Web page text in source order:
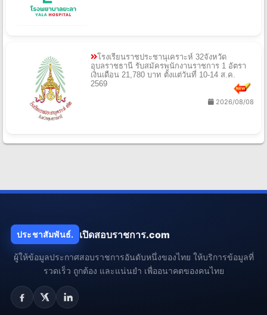
โรงเรียนราชประชานุเคราะห์ 32จังหวัด
อุบลราชธานี รับสมัครพนักงานราชการ 1 อัตรา
เงินเดือน 21,780 บาท ตั้งแต่วันที่ 10-14 ส.ค.
2569
2026/08/08
ประชาสัมพันธ์. เปิดสอบราชการ.com
ผู้ให้ข้อมูลประกาศสอบราชการอันดับหนึ่งของไทย ให้บริการข้อมูลที่
รวดเร็ว ถูกต้อง และแน่นยำ เพื่ออนาคตของคนไทย